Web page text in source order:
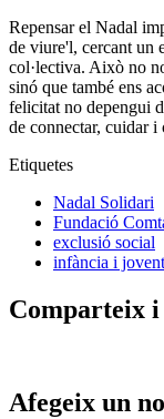
Repensar el Nadal
de viure'l, cercant un
col·lectiva. Això no
sinó que també ens
felicitat no depengui
de connectar, cuidar i
Etiquetes
Nadal Solidari
Fundació
exclusió social
infància i
Comparteix
Afegeix un